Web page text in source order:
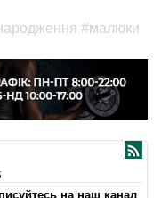
#малюки
на наш канал